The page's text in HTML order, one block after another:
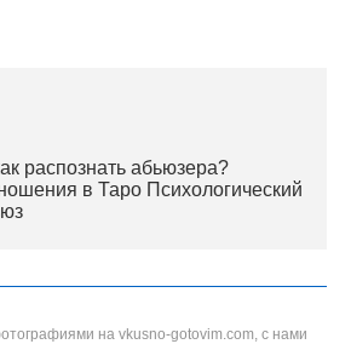
распознать абьюзера?
в Таро Психологический
на vkusno-gotovim.com, с нами